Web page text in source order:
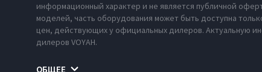
информационный характер и не является публичной
моделей, часть оборудования может быть доступна
цен, действующих у официальных дилеров. Актуальную
дилеров VOYAH.
ОБЩЕЕ